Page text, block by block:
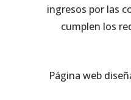
ingresos por las
cumplen los
Página web